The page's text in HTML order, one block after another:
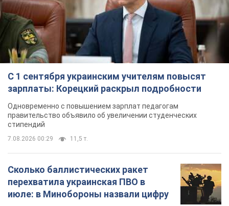
Одновременно с повышением зарплат педагогам
правительство объявило об увеличении студенческих
стипендий
7.08.2026 00:29 11,5 т.
перехватила украинская ПВО в
июле: в Минобороны назвали цифру
Украинская ПВО работала в условиях
дефицита ракет-перехватчиков
Аурика Ротару через суд изменила
свою пенсию, на которую ранее
жаловалась: сколько получала
певица